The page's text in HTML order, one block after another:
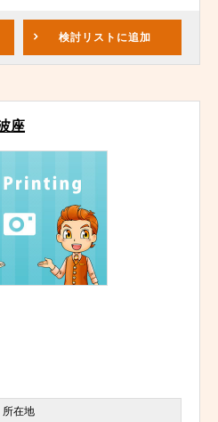
検討リスト に追加
座
所在地